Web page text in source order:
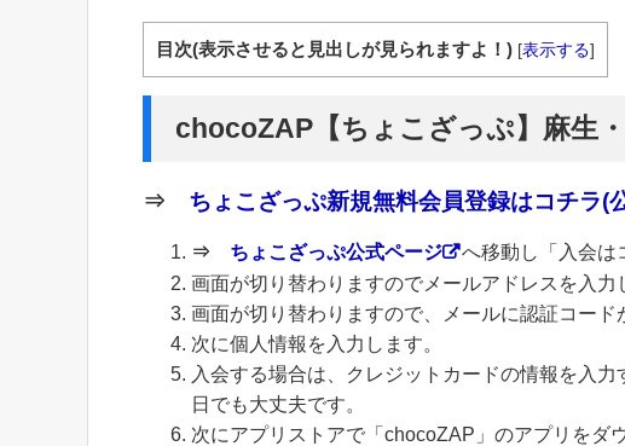
目次(表示させると見出しが見られますよ！) [表示する]
chocoZAP【ちょこざっぷ】麻生
⇒ ちょこざっぷ新規無料会員登録はコチラ(
⇒ ちょこざっぷ公式ページ
へ移動し「入会は
画面が切り替わりますのでメールアドレスを入力
画面が切り替わりますので、メールに認証コー
次に個人情報を入力します。
入会する場合は、クレジットカードの情報を入
日でも大丈夫です。
次にアプリストアで「chocoZAP」のアプリをダ